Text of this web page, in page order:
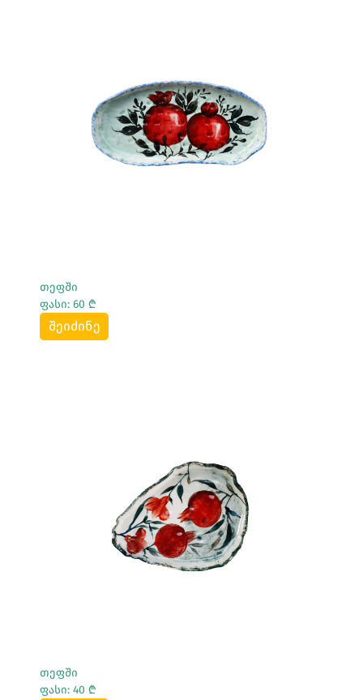
Სრულად Ნახვა
თეფში
ფასი: 60 ₾
შეიძინე
Სრულად Ნახვა
თეფში
ფასი: 40 ₾